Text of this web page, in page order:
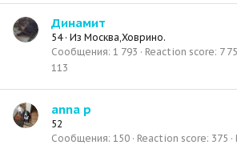
Динамит
54 · Из Москва,Ховрино.
Сообщения 1 793 Reaction score 7
113
anna р
52
Сообщения 150 Reaction score 375